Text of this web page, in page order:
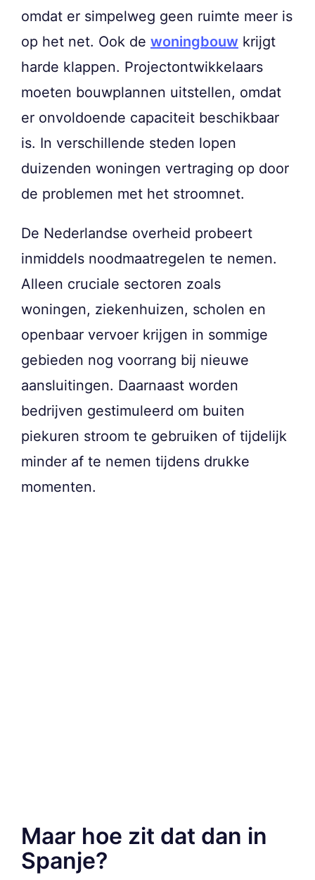
omdat er simpelweg geen ruimte meer is
op het net. Ook de woningbouw krijgt
harde klappen. Projectontwikkelaars
moeten bouwplannen uitstellen, omdat
er onvoldoende capaciteit beschikbaar
is. In verschillende steden lopen
duizenden woningen vertraging op door
de problemen met het stroomnet.
De Nederlandse overheid probeert
inmiddels noodmaatregelen te nemen.
Alleen cruciale sectoren zoals
woningen, ziekenhuizen, scholen en
openbaar vervoer krijgen in sommige
gebieden nog voorrang bij nieuwe
aansluitingen. Daarnaast worden
bedrijven gestimuleerd om buiten
piekuren stroom te gebruiken of tijdelijk
minder af te nemen tijdens drukke
momenten.
Maar hoe zit dat dan in
Spanje?